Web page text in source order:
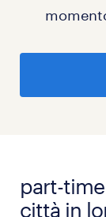
part-
città in